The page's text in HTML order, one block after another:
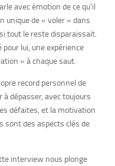
avec émotion de ce qu’il
unique de « voler » dans
tout le reste disparaissait.
lui, une expérience
» à chaque saut.
record personnel de
dépasser, avec toujours
défaites, et la motivation
sont des aspects clés de
interview nous plonge